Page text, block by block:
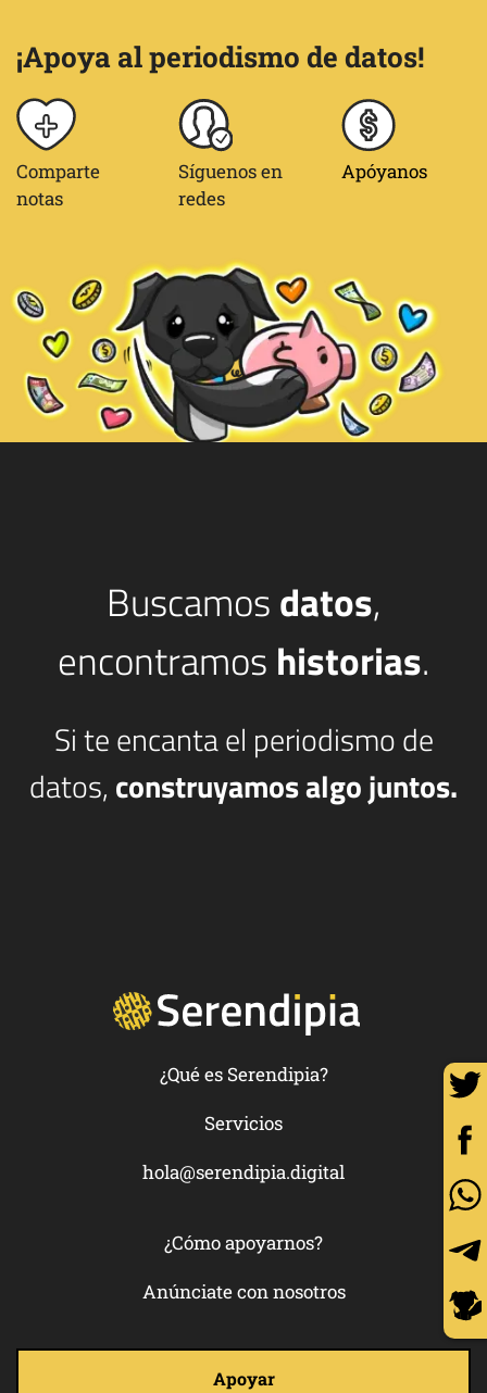
¡Apoya al periodismo de datos!
Comparte
notas
Síguenos en
redes
Apóyanos
Buscamosdatos,
encontramos historias.
Si te encanta el periodismo de
datos, construyamos algo juntos.
¿Qué es Serendipia?
Servicios
hola@serendipia.digital
¿Cómo apoyarnos?
Anúnciate con nosotros
Apoyar